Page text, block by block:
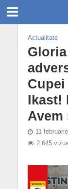
Actualitate
Ikast!
Avem
11
2.645